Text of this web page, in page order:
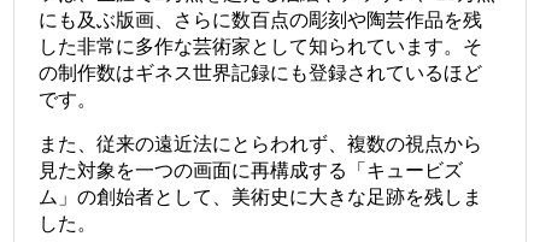
にも及ぶ版画、さらに数百点の彫刻や陶芸作品を残
した非常に多作な芸術家として知られています。そ
の制作数はギネス世界記録にも登録されているほど
です。
また、従来の遠近法にとらわれず、複数の視点から
見た対象を一つの画面に再構成する「キュービズ
ム」の創始者として、美術史に大きな足跡を残しま
した。